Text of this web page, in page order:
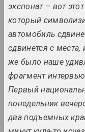
экспонат – вот
который
автомобиль
сдвинется с
же было наше
фрагмент
Первый
понедельник
два подъемных